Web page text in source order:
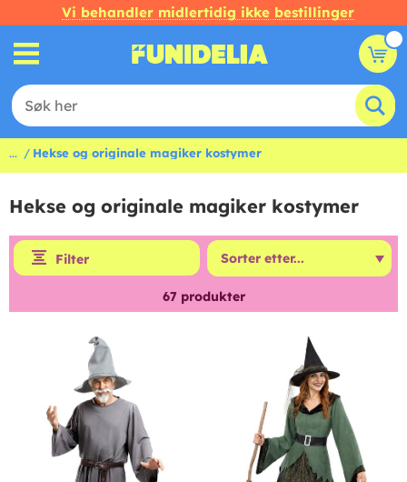
Vi behandler midlertidig ikke bestillinger
... Hekse og originale magiker kostymer
Hekse og originale magiker kostymer
Filter
67 produkter